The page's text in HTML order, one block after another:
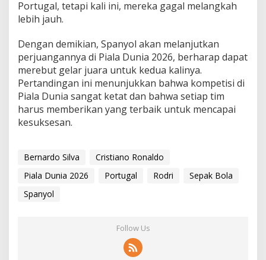
Portugal, tetapi kali ini, mereka gagal melangkah
lebih jauh.
Dengan demikian, Spanyol akan melanjutkan
perjuangannya di Piala Dunia 2026, berharap dapat
merebut gelar juara untuk kedua kalinya.
Pertandingan ini menunjukkan bahwa kompetisi di
Piala Dunia sangat ketat dan bahwa setiap tim
harus memberikan yang terbaik untuk mencapai
kesuksesan.
Bernardo Silva
Cristiano Ronaldo
Piala Dunia 2026
Portugal Rodri
Sepak Bola
Spanyol
Follow Us